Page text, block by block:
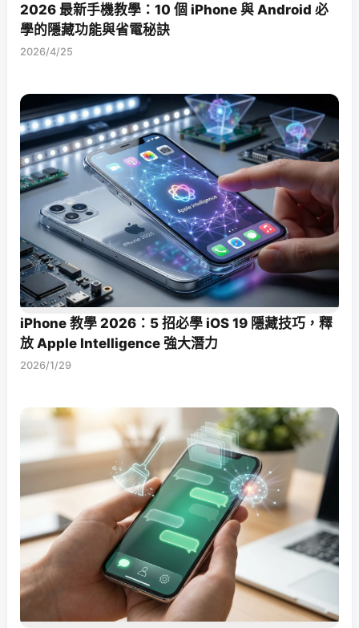
2026 最新手機教學：10 個 iPhone 與 Android 必
學的隱藏功能與省電秘訣
2026/4/25
iPhone 教學 2026：5 招必學 iOS 19 隱藏技巧，釋
放 Apple Intelligence 強大潛力
2026/1/29